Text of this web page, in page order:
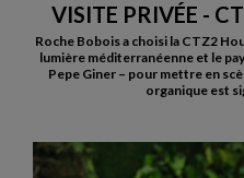
VISITE PRIVÉE -
Roche Bobois a choisi la CTZ2
lumière méditerranéenne et le
Pepe Giner – pour mettre en
organique est